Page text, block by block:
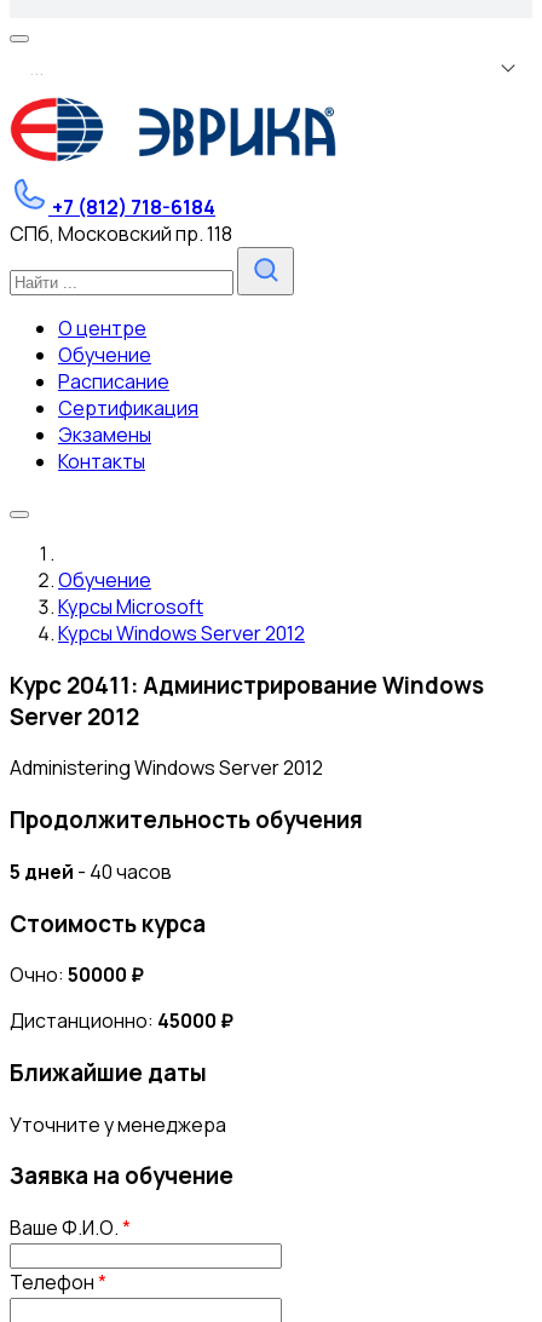
...
+7 (812) 718-6184
СПб, Московский пр. 118
О центре
Обучение
Расписание
Сертификация
Экзамены
Контакты
Обучение
Курсы Microsoft
Курсы Windows Server 2012
Курс 20411: Администрирование Windows
Server 2012
Administering Windows Server 2012
Продолжительность обучения
5 дней - 40 часов
Стоимость курса
Очно: 50000 ₽
Дистанционно: 45000 ₽
Ближайшие даты
Уточните у менеджера
Заявка на обучение
Ваше Ф.И.О.*
Телефон*